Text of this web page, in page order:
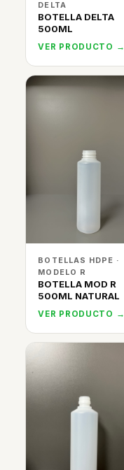
DELTA
BOTELLA DELTA
500ML
VER PRODUCTO →
BOTELLAS HDPE ·
MODELO R
BOTELLA MOD R
500ML NATURAL
VER PRODUCTO →